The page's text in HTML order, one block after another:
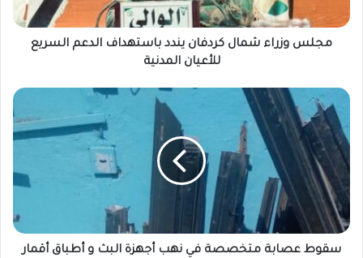
للأعيان
المدنيةمجلس وزراء شمال كردفان يندد باستهداف الدعم السريع
للأعيان المدنية
سقوط
عصابة
متخصصة
في
نهب
أجهزة
البث
أطباق
أقمار
سقوط عصابة متخصصة في نهب أجهزة البث و أطباق أقمار